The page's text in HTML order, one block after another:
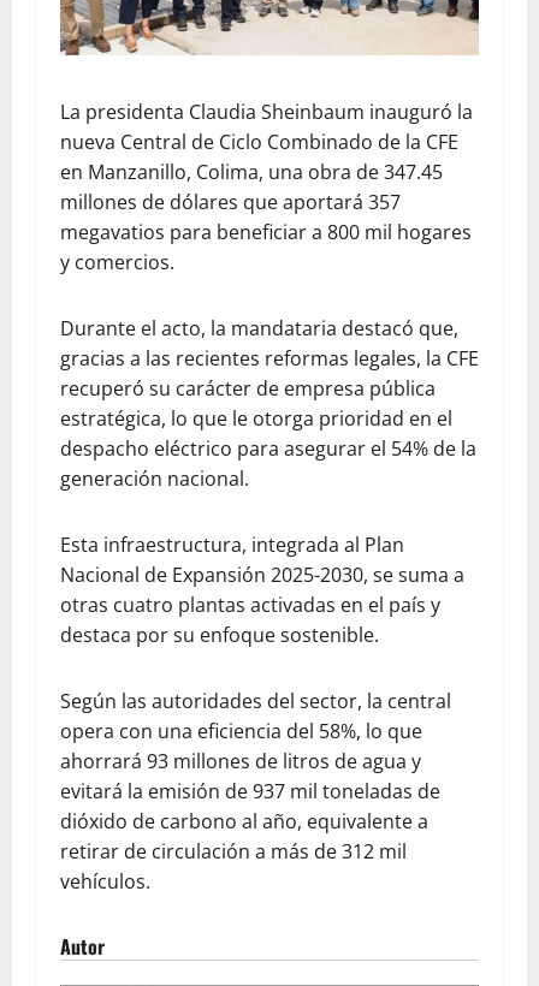
La presidenta Claudia Sheinbaum inauguró la
nueva Central de Ciclo Combinado de la CFE
en Manzanillo, Colima, una obra de 347.45
millones de dólares que aportará 357
megavatios para beneficiar a 800 mil hogares
y comercios.
Durante el acto, la mandataria destacó que,
gracias a las recientes reformas legales, la CFE
recuperó su carácter de empresa pública
estratégica, lo que le otorga prioridad en el
despacho eléctrico para asegurar el 54% de la
generación nacional.
Esta infraestructura, integrada al Plan
Nacional de Expansión 2025-2030, se suma a
otras cuatro plantas activadas en el país y
destaca por su enfoque sostenible.
Según las autoridades del sector, la central
opera con una eficiencia del 58%, lo que
ahorrará 93 millones de litros de agua y
evitará la emisión de 937 mil toneladas de
dióxido de carbono al año, equivalente a
retirar de circulación a más de 312 mil
vehículos.
Autor